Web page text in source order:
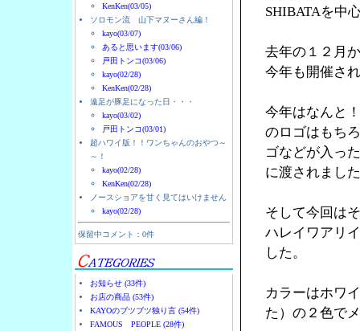
KenKen(03/05)
ソロモン流 山下マヌーさん編！
kayo(03/07)
あると思います(03/06)
戸田トンコ(03/06)
kayo(02/28)
KenKen(02/28)
遠足が豚足になった日・・・
kayo(03/02)
戸田トンコ(03/01)
超ハワイ版！！ワンちゃんのおやつ～
～！
kayo(02/28)
KenKen(02/28)
ノースショアを甘く見てはいけません
kayo(02/28)
保留中コメント：0件
お知らせ (33件)
お店の商品 (53件)
KAYOのブツブツ独り言 (54件)
FAMOUS PEOPLE (28件)
SHIBATAを中
去年の１２月
今年も開催さ
今年はなんと
のロゴはもち
ゴなどが入っ
に渡されまし
そして今回は
ハレイワアリ
した。
カラーはホワ
た）の２色で